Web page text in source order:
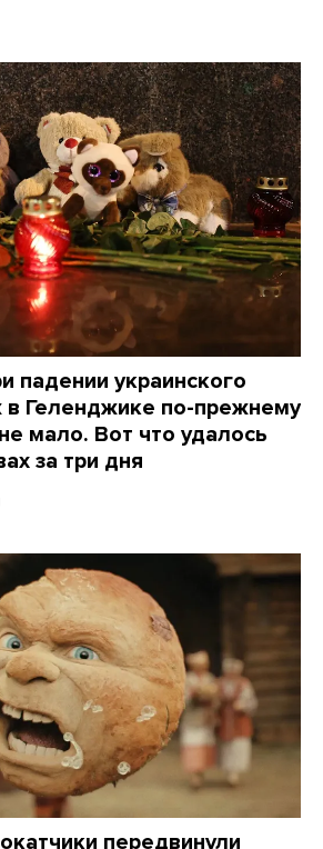
падении украинского
в Геленджике по-прежнему
мало. Вот что удалось
за три дня
передвинули